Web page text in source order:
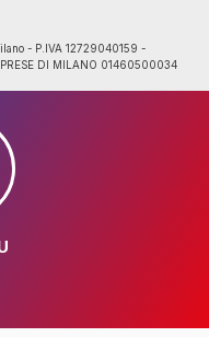
- P.IVA 12729040159 -
DI MILANO 01460500034